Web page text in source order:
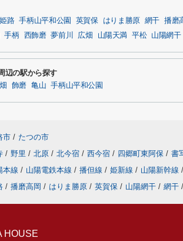
姫路 手柄山平和公園 英賀保 はりま勝原 網干 播磨
手柄 西飾磨 夢前川 広畑 山陽天満 平松 山陽網干
辺の駅から探す
飾磨 亀山 手柄山平和公園
市 / たつの市
/ 野里 / 北原 / 北今宿 / 西今宿 / 四郷町東阿保 / 書
本線 / 山陽電鉄本線 / 播但線 / 姫新線 / 山陽新幹線 /
/ 播磨高岡 / はりま勝原 / 英賀保 / 山陽網干 / 網干 /
HOUSE